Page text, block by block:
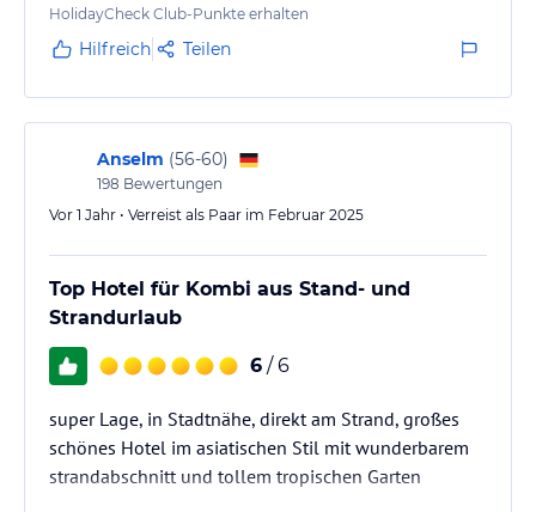
HolidayCheck Club-Punkte erhalten
Hilfreich Teilen
Anselm (56-60)
198 Bewertungen
Vor 1 Jahr • Verreist als Paar im Februar 2025
Top Hotel für Kombi aus Stand- und
Strandurlaub
6 / 6
super Lage, in Stadtnähe, direkt am Strand, großes
schönes Hotel im asiatischen Stil mit wunderbarem
strandabschnitt und tollem tropischen Garten